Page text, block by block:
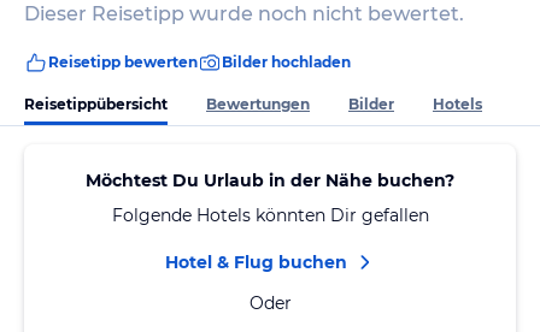
Dieser Reisetipp wurde noch nicht bewertet.
Reisetipp bewerten Bilder hochladen
Reisetippübersicht Bewertungen Bilder Hotels
Möchtest Du Urlaub in der Nähe buchen?
Folgende Hotels könnten Dir gefallen
Hotel & Flug buchen
Oder